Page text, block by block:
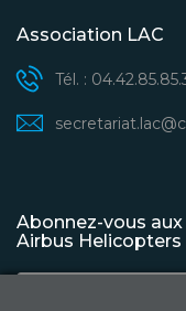
Association LAC
Tél. :
Abonnez-vous aux
Airbus